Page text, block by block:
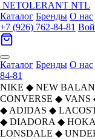
NETOLERANT NTL
Каталог Бренды О нас
+7 (926) 762-84-81
Каталог Бренды О нас
84-81
NIKE ◆ NEW
CONVERSE ◆ VANS
◆ ADIDAS ◆
◆ DIADORA ◆
LONSDALE ◆